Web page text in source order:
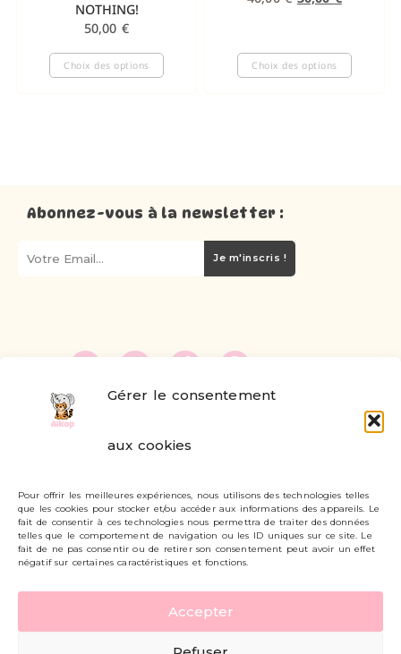
Gérer le consentement
aux cookies
Pour offrir les meilleures expériences, nous utilisons des technologies telles
que les cookies pour stocker et/ou accéder aux informations des appareils. Le
fait de consentir à ces technologies nous permettra de traiter des données
telles que le comportement de navigation ou les ID uniques sur ce site. Le
fait de ne pas consentir ou de retirer son consentement peut avoir un effet
négatif sur certaines caractéristiques et fonctions.
Accepter
NOTHING!
50,00 €
Choix des options Choix des options
Abonnez-vous à la newsletter :
Je m'inscris !
Livraisons et retours
Mon compte
Carte cadeau
Politique de confidentialité